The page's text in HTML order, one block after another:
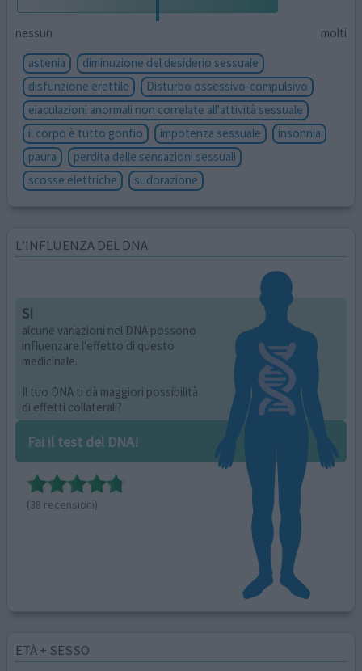
nessun
molti
astenia
diminuzione del desiderio sessuale
disfunzione erettile
Disturbo ossessivo-compulsivo
eiaculazioni anormali non correlate all'attività sessuale
il corpo è tutto gonfio
impotenza sessuale
insonnia
paura
perdita delle sensazioni sessuali
scosse elettriche
sudorazione
L’INFLUENZA DEL DNA
SI
alcune variazioni nel DNA possono
influenzare l'effetto di questo
medicinale.
Il tuo DNA ti dà maggiori possibilità
di effetti collaterali?
Fai il test del DNA!
(38 recensioni)
ETÀ + SESSO